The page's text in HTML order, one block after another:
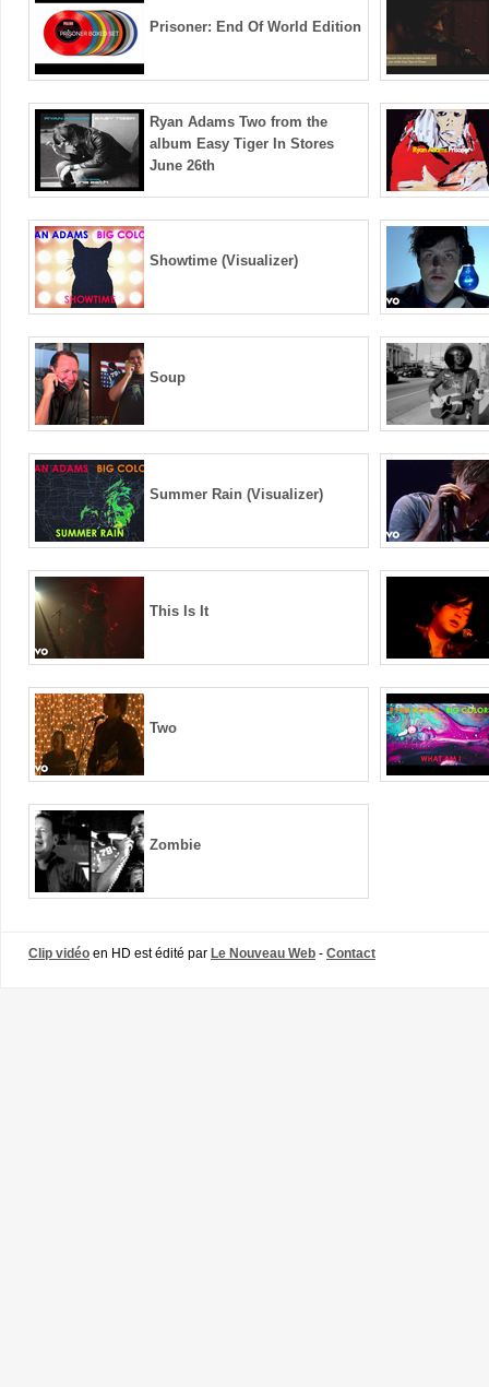
Prisoner: End Of World Edition
Ryan Adams Two from the
album Easy Tiger In Stores
June 26th
Showtime (Visualizer)
Soup
Summer Rain (Visualizer)
This Is It
Two
Zombie
Clip vidéo en HD est édité par Le Nouveau Web - Contact